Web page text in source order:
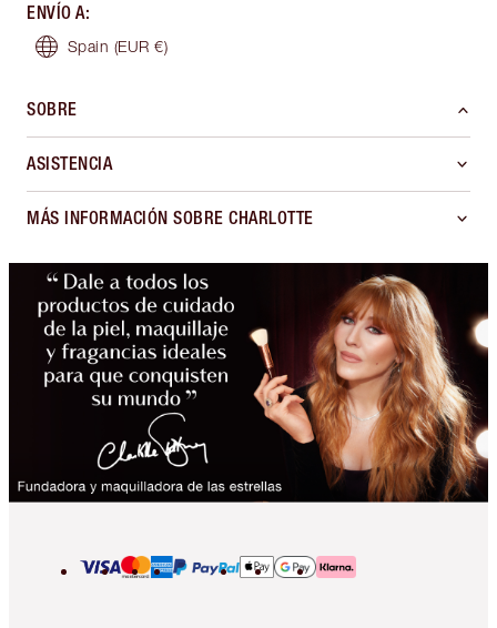
ENVÍO A:
Spain (EUR €)
SOBRE
ASISTENCIA
MÁS INFORMACIÓN SOBRE CHARLOTTE